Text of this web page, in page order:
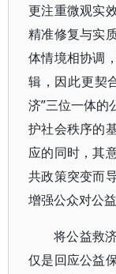
更注重微观实
精准修复与实
体情境相协调
辑，因此更契
济”三位一体的
护社会秩序的
应的同时，其
共政策突变而
增强公众对公
将公益救
仅是回应公益